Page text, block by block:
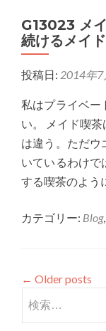
G13023 メ
続けるメイ
投稿日: 2014年
私はプライベー
い。 メイド喫
は違う。ただウ
いているわけで
する喫茶のよう
カテゴリー: Blog,
← Older posts
検索: